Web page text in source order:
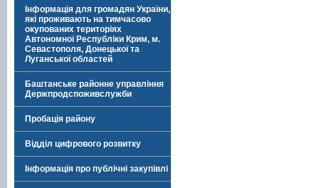
Інформація для громадян України,
які проживають на тимчасово
окупованих територіях
Автономної Республіки Крим, м.
Севастополя, Донецької та
Луганської областей
Баштанське районне управління
Держпродспоживслужби
Пробація району
Відділ цифрового розвитку
Інформація про публічні закупівлі